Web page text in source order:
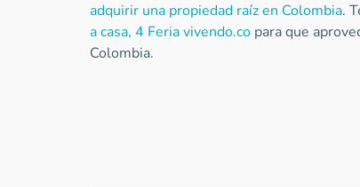
adquirir una propiedad raíz en Colombia.
a casa, 4 Feria vivendo.copara que
Colombia.